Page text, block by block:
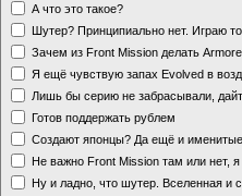
А что это такое?
Шутер? Принципиально нет. Играю
Зачем из Front Mission делать
Я ещё чувствую запах Evolved в
Лишь бы серию не забрасывали,
Готов поддержать рублем
Создают японцы? Да ещё и
Не важно Front Mission там или нет, я
Ну и ладно, что шутер. Вселенная и